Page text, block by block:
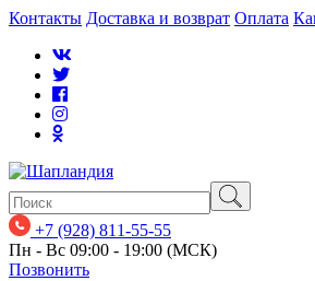
Контакты Доставка и возврат Оплата
+7 (928) 811-55-55
Пн - Вс 09:00 - 19:00 (МСК)
Позвонить